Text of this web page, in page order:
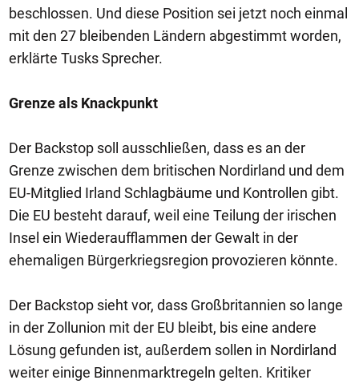
beschlossen. Und diese Position sei jetzt noch einmal
mit den 27 bleibenden Ländern abgestimmt worden,
erklärte Tusks Sprecher.
Grenze als Knackpunkt
Der Backstop soll ausschließen, dass es an der
Grenze zwischen dem britischen Nordirland und dem
EU-Mitglied Irland Schlagbäume und Kontrollen gibt.
Die EU besteht darauf, weil eine Teilung der irischen
Insel ein Wiederaufflammen der Gewalt in der
ehemaligen Bürgerkriegsregion provozieren könnte.
Der Backstop sieht vor, dass Großbritannien so lange
in der Zollunion mit der EU bleibt, bis eine andere
Lösung gefunden ist, außerdem sollen in Nordirland
weiter einige Binnenmarktregeln gelten. Kritiker